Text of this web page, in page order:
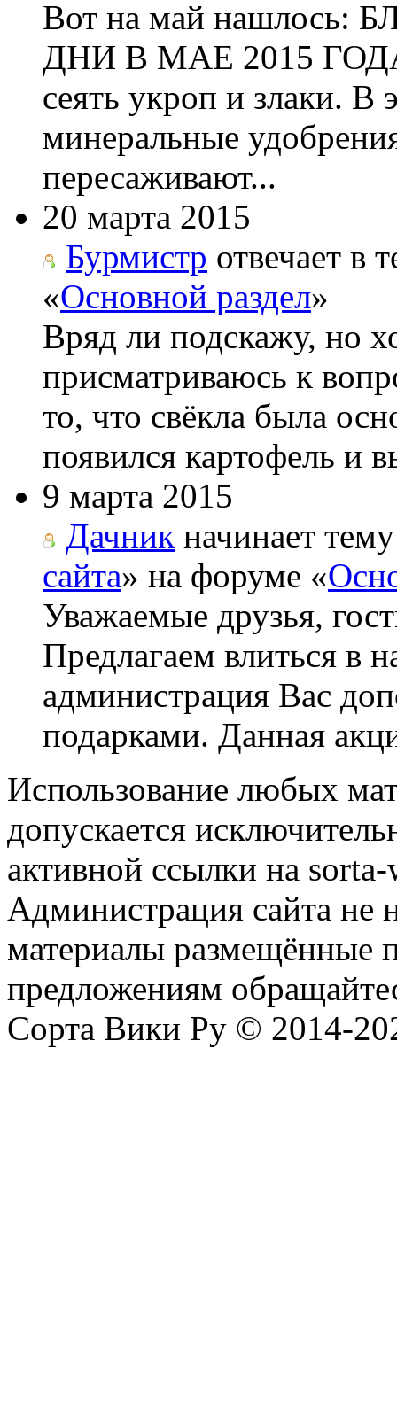
Вот на май
ДНИ В МАЕ 2015 ГОДА
сеять укроп и злаки. В
минеральные
пересаживают...
20 марта 2015
Бурмистр отвечает в
«Основной раздел»
Вряд ли подскажу, но
присматриваюсь к
то, что свёкла была
появился картофель и
9 марта 2015
Дачник начинает
сайта» на форуме «
Уважаемые друзья,
Предлагаем влиться в
администрация Вас
подарками. Данная
Использование любых
допускается
активной ссылки на
Администрация сайта не
материалы размещённые
предложениям
Сорта Вики Ру © 2014-